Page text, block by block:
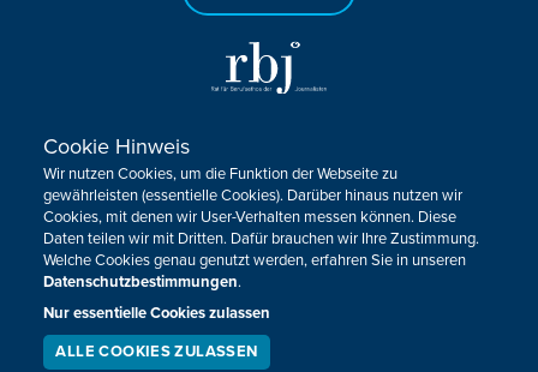
Sie haben noch Fragen oder Anmerkungen?
KONTAKTIEREN SIE UNS!
Impressum Datenschutz Kontakt
Barrierefreiheit
Cookie-Zustimmung anpassen
Design, Konzept & Programmierung:
Cookie Hinweis
Wir nutzen Cookies, um die Funktion der Webseite zu
gewährleisten (essentielle Cookies). Darüber hinaus nutzen wir
Cookies, mit denen wir User-Verhalten messen können. Diese
Daten teilen wir mit Dritten. Dafür brauchen wir Ihre Zustimmung.
Welche Cookies genau genutzt werden, erfahren Sie in unseren
Datenschutzbestimmungen.
Nur essentielle Cookies zulassen
ALLE COOKIES ZULASSEN
LIVESTREAM